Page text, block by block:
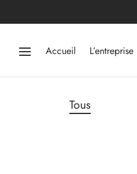
Accueil L’entreprise
Tous